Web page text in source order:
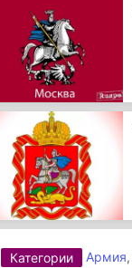
Категории Армия,